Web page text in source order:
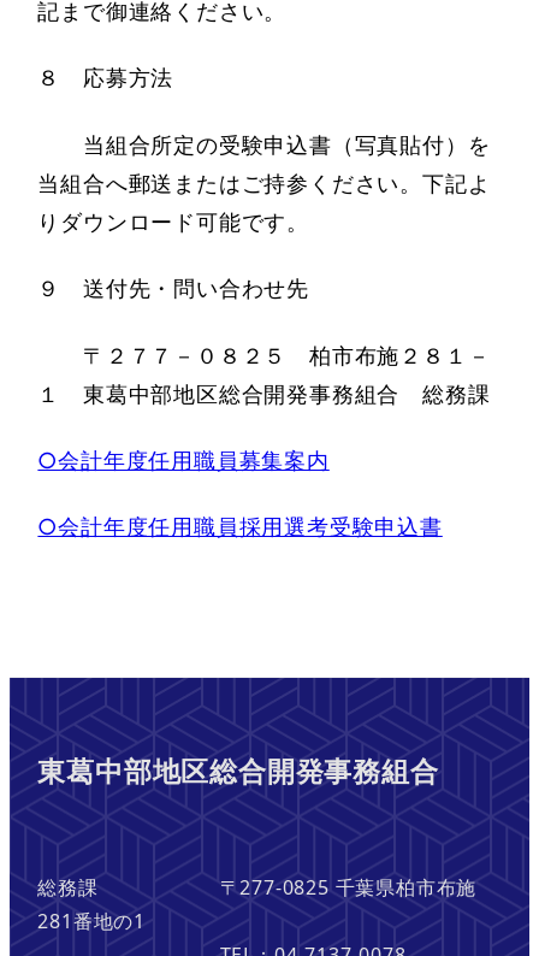
記まで御連絡ください。
８ 応募方法
当組合所定の受験申込書（写真貼付）を
当組合へ郵送またはご持参ください。下記よ
りダウンロード可能です。
９ 送付先・問い合わせ先
〒２７７－０８２５ 柏市布施２８１－
１ 東葛中部地区総合開発事務組合 総務課
○会計年度任用職員募集案内
○会計年度任用職員採用選考受験申込書
東葛中部地区総合開発事務組合
総務課 〒277-0825 千葉県柏市布施
281番地の1